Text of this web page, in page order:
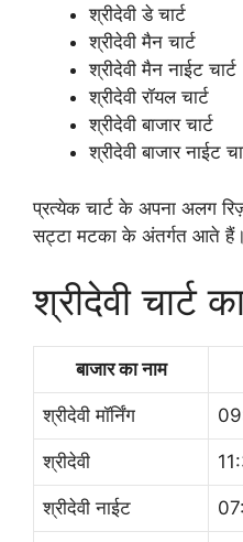
श्रीदेवी डे चार्ट
श्रीदेवी मैन चार्ट
श्रीदेवी मैन नाईट चार्ट
श्रीदेवी रॉयल चार्ट
श्रीदेवी बाजार चार्ट
श्रीदेवी बाजार नाईट
प्रत्येक चार्ट के अपना अलग
सट्टा मटका के अंतर्गत आते हैं।
श्रीदेवी चार्ट
बाजार का नाम
श्रीदेवी मॉर्निंग
श्रीदेवी
श्रीदेवी नाईट